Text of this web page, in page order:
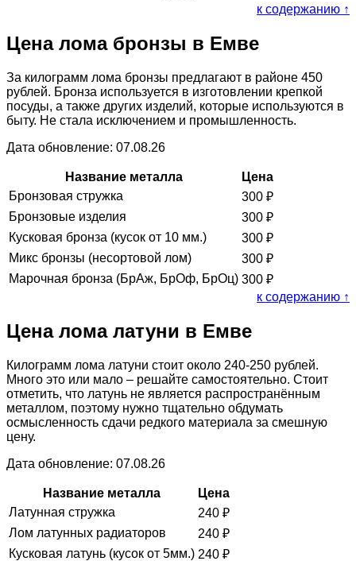
к содержанию ↑
Цена лома бронзы в Емве
За килограмм лома бронзы предлагают в районе 450
рублей. Бронза используется в изготовлении крепкой
посуды, а также других изделий, которые используются в
быту. Не стала исключением и промышленность.
Дата обновление: 07.08.26
Название металла
Цена
Бронзовая стружка
300 ₽
Бронзовые изделия
300 ₽
Кусковая бронза (кусок от 10 мм.)
300 ₽
Микс бронзы (несортовой лом)
300 ₽
Марочная бронза (БрАж, БрОф, БрОц) 300 ₽
к содержанию ↑
Цена лома латуни в Емве
Килограмм лома латуни стоит около 240-250 рублей.
Много это или мало – решайте самостоятельно. Стоит
отметить, что латунь не является распространённым
металлом, поэтому нужно тщательно обдумать
осмысленность сдачи редкого материала за смешную
цену.
Дата обновление: 07.08.26
Название металла
Цена
Латунная стружка
240 ₽
Лом латунных радиаторов
240 ₽
Кусковая латунь (кусок от 5мм.) 240 ₽